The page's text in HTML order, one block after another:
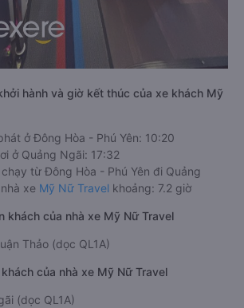
hành và giờ kết thúc của xe khách Mỹ
ở Đông Hòa - Phú Yên: 10:20
ở Quảng Ngãi: 17:32
từ Đông Hòa - Phú Yên đi Quảng
xe Mỹ Nữ Travel khoảng: 7.2 giờ
khách của nhà xe Mỹ Nữ Travel
Thảo (dọc QL1A)
của nhà xe Mỹ Nữ Travel
(dọc QL1A)